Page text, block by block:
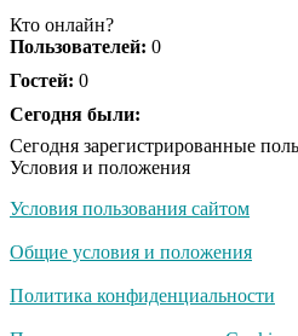
Кто онлайн?
Пользователей: 0
Гостей: 0
Сегодня были:
Сегодня зарегистрированные
Условия и положения
Условия пользования сайтом
Общие условия и положения
Политика конфиденциальности